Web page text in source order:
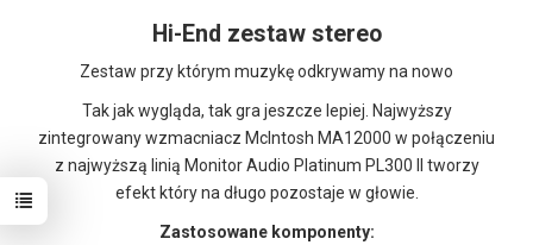
Hi-End zestaw stereo
Zestaw przy którym muzykę odkrywamy na nowo
Tak jak wygląda, tak gra jeszcze lepiej. Najwyższy
zintegrowany wzmacniacz McIntosh MA12000 w połączeniu
z najwyższą linią Monitor Audio Platinum PL300 II tworzy
efekt który na długo pozostaje w głowie.
Zastosowane komponenty: